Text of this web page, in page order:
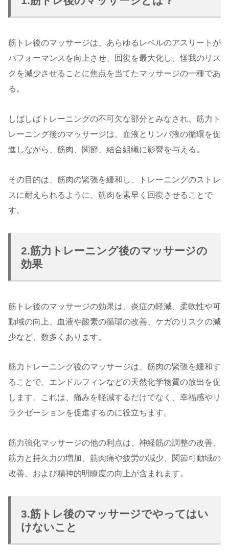
筋トレ後のマッサージは、あらゆるレベルのアスリートが
パフォーマンスを向上させ、回復を最大化し、怪我のリス
クを減少させることに焦点を当てたマッサージの一種であ
る。
しばしばトレーニングの不可欠な部分とみなされ、筋力ト
レーニング後のマッサージは、血液とリンパ液の循環を促
進しながら、筋肉、関節、結合組織に影響を与える。
その目的は、筋肉の緊張を緩和し、トレーニングのストレ
スに耐えられるように、筋肉を素早く回復させることで
す。
2.筋力トレーニング後のマッサージの
効果
筋トレ後のマッサージの効果は、炎症の軽減、柔軟性や可
動域の向上、血液や酸素の循環の改善、ケガのリスクの減
少など、数多くあります。
筋力トレーニング後のマッサージは、筋肉の緊張を緩和す
ることで、エンドルフィンなどの天然化学物質の放出を促
します。これは、痛みを軽減するだけでなく、幸福感やリ
ラクゼーションを促進するのに役立ちます。
筋力強化マッサージの他の利点は、神経筋の調整の改善、
筋力と持久力の増加、筋肉痛や疲労の減少、関節可動域の
改善、および精神的明瞭度の向上が含まれます。
3.筋トレ後のマッサージでやってはい
けないこと